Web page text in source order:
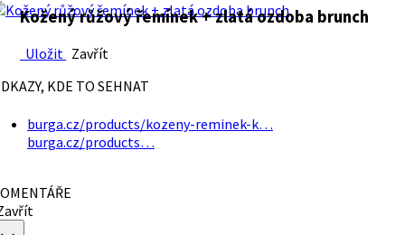
Kožený růžový řemínek + zlatá ozdoba brunch
Uložit Zavřít
KDE TO SEHNAT
burga.cz/products/kozeny-reminek-k…
burga.cz/products…